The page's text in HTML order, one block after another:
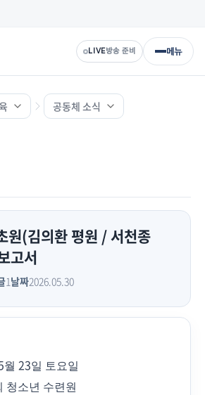
LIVE방송 준비 메뉴
공동체 소식
원(김의환 평원 / 서천종
고서
1날짜2026.05.30
월 23일 토요일
청소년 수련원